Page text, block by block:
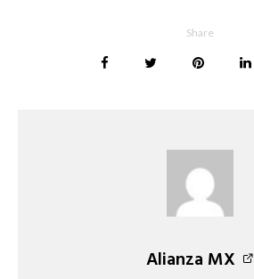
Share
Alianza MX